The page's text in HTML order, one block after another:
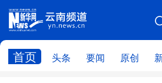
首页 头条 要闻 原创
网站地图